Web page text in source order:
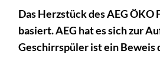
Das Herzstück des AEG
basiert. AEG hat es sich zur
Geschirrspüler ist ein Beweis